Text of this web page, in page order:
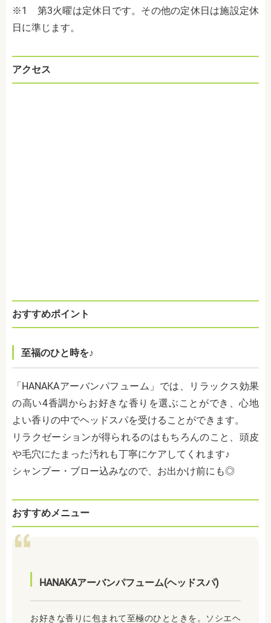
※1 第3火曜は定休日です。その他の定休日は施設定休
日に準じます。
アクセス
おすすめポイント
至福のひと時を♪
「HANAKAアーバンパフューム」では、リラックス効果
の高い4香調からお好きな香りを選ぶことができ、心地
よい香りの中でヘッドスパを受けることができます。
リラクゼーションが得られるのはもちろんのこと、頭皮
や毛穴にたまった汚れも丁寧にケアしてくれます♪
シャンプー・ブロー込みなので、お出かけ前にも◎
おすすめメニュー
HANAKAアーバンパフューム(ヘッドスパ)
お好きな香りに包まれて至極のひとときを。ソシエヘ